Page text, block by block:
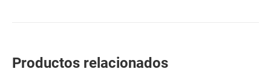
Productos relacionados